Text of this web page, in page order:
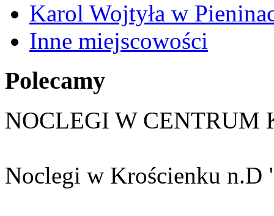
Karol Wojtyła w
Inne miejscowości
Polecamy
NOCLEGI W CENTRUM
Noclegi w Krościenku n.D